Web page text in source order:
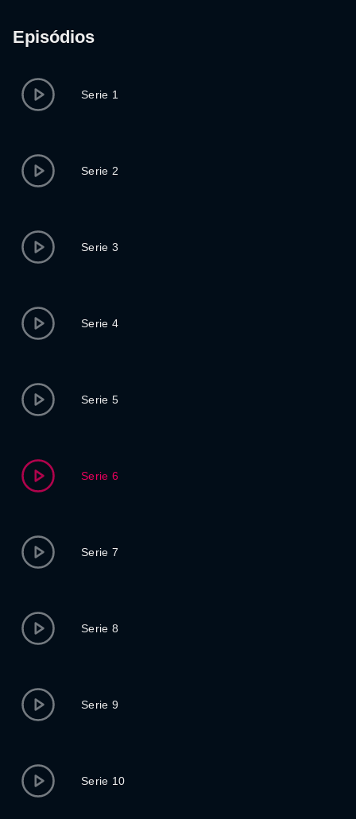
Episódios
Serie 1
Serie 2
Serie 3
Serie 4
Serie 5
Serie 6
Serie 7
Serie 8
Serie 9
Serie 10